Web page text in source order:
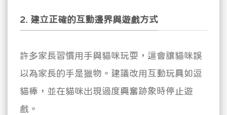
2. 建立正確的互動邊界與遊戲方式
許多家長習慣用手與貓咪玩耍，這會讓貓咪誤
以為家長的手是獵物。建議改用互動玩具如逗
貓棒，並在貓咪出現過度興奮跡象時停止遊
戲。